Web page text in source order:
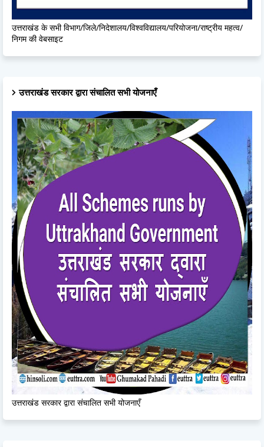
उत्तराखंड के सभी विभाग/जिले/निदेशालय/विश्वविद्यालय/परियोजना/राष्ट्रीय महत्व/
निगम की वेबसाइट
उत्तराखंड सरकार द्वारा संचालित सभी योजनाएँ
उत्तराखंड सरकार द्वारा संचालित सभी योजनाएँ